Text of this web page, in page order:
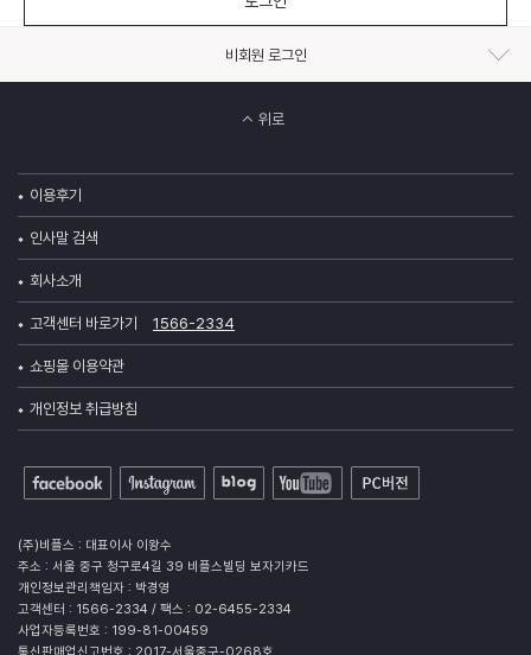
비회원 로그인
위로
이용후기
인사말 검색
회사소개
고객센터 바로가기 1566-2334
쇼핑몰 이용약관
개인정보 취급방침
(주)비플스 : 대표이사 이왕수
주소 : 서울 중구 청구로4길 39 비플스빌딩 보자기카드
개인정보관리책임자 : 박경영
고객센터 : 1566-2334 / 팩스 : 02-6455-2334
사업자등록번호 : 199-81-00459